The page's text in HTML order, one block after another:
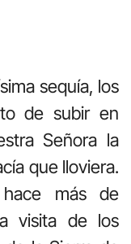
sequía, los
de subir en
Señora la
que lloviera.
más de
visita de los